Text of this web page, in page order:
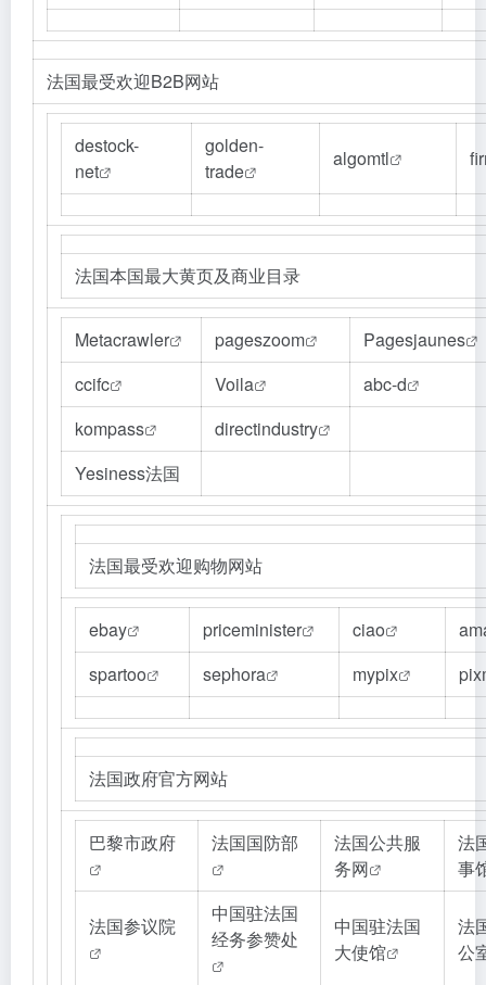
法国最受欢迎B2B网站
destock-
net
golden-
trade
algomtl
法国本国最大黄页及商业目录
Metacrawler pageszoom
Pagesjaunes
ccifc
Voila
abc-d
kompass
directindustry
Yesiness法国
法国最受欢迎购物网站
ebay priceminister ciao
spartoo
sephora mypix
法国政府官方网站
巴黎市政府 法国国防部
法国公共服
务网
法
事
法国参议院
中国驻法国
经务参赞处
中国驻法国
大使馆
法
公